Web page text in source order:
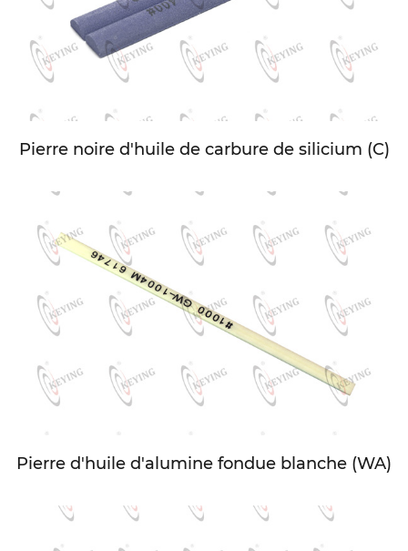
Pierre noire d'huile de carbure de silicium (C)
Pierre d'huile d'alumine fondue blanche (WA)